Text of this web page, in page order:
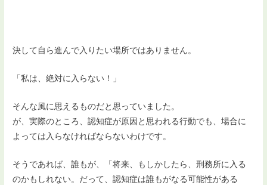
決して自ら進んで入りたい場所ではありません。
「私は、絶対に入らない！」
そんな風に思えるものだと思っていました。
が、実際のところ、認知症が原因と思われる行動でも、場合に
よっては入らなければならないわけです。
そうであれば、誰もが、「将来、もしかしたら、刑務所に入る
のかもしれない。だって、認知症は誰もがなる可能性がある